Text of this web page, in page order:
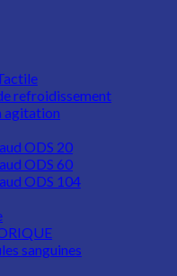
refroidissement
agitation
ODS 20
ODS 60
ODS 104
sanguines